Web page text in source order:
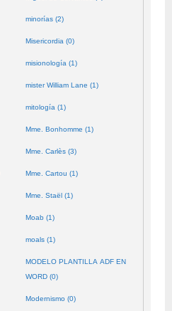
minorías (2)
Misericordia (0)
misionología (1)
mister William Lane (1)
mitología (1)
Mme. Bonhomme (1)
Mme. Carlès (3)
Mme. Cartou (1)
Mme. Staël (1)
Moab (1)
moals (1)
MODELO PLANTILLA ADF EN
WORD (0)
Modernismo (0)